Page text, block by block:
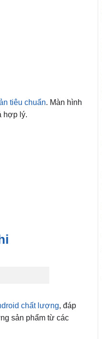
tiêu chuẩn. Màn hình
hợp lý.
chất lượng, đáp
sản phẩm từ các